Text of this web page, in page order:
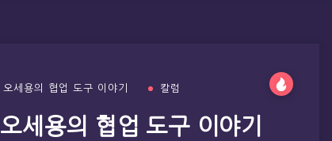
오세용의 협업 도구 이야기 칼럼
[오세용의 협업 도구 이야기